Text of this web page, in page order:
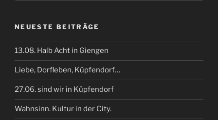
NEUESTE BEITRÄGE
13.08. Halb Acht in Giengen
Liebe, Dorfleben, Küpfendorf…
27.06. sind wir in Küpfendorf
Wahnsinn. Kultur in der City.